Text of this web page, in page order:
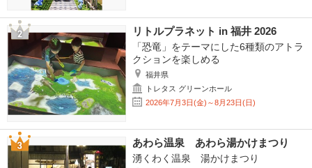
リトルプラネット in 福井 2026
「恐竜」をテーマにした6種類のアトラ
クションを楽しめる
福井県
トレタス グリーンホール
2026年7月3日(金)～8月23日(日)
あわら温泉 あわら湯かけまつり
湧くわく温泉 湯かけまつり